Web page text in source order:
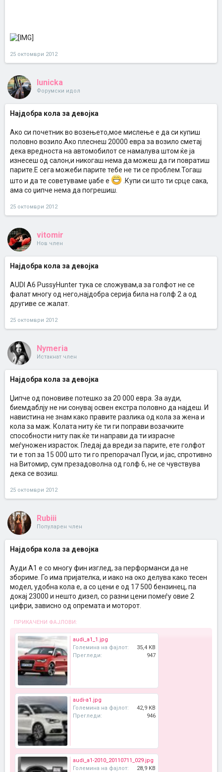
25 октомври 2012
lunicka
Форумски идол
Најдобра кола за девојка
Ако си почетник во возењето,мое мислење е да си купиш
половно возило.Ако плеснеш 20000 евра за возило сметај
дека вредноста на автомобилот се намалува штом ќе ја
изнесеш од салон,и никогаш нема да можеш да ги повратиш
парите.Е сега можеби парите тебе не ти се проблем.Тогаш
што и да те советуваме џабе е
.Купи си што ти срце сака,
ама со џипче нема да погрешиш.
25 октомври 2012
vitomir
Нов член
Најдобра кола за девојка
AUDI A6 PussyHunter тука се сложувам,а за голфот не се
фалат многу од него,најдобра серија била на голф 2 а од
другиве се жалат.
25 октомври 2012
Nymeria
Истакнат член
Најдобра кола за девојка
Џипче од поновиве потешко за 20 000 евра. За ауди,
биемдаблју не ни сонувај освен екстра половно да најдеш. И
навистина не знам како правите разлика од кола за жена и
кола за маж. Колата ниту ќе ти ги поправи возачките
способности ниту пак ќе ти направи да ти израсне
меѓуножен израсток. Гледај да вреди за парите, ете голфот
ти е топ за 15 000 што ти го препорачал Пуси, и јас, спротивно
на Витомир, сум презадоволна од голф 6, не се чувствува
дека се возиш.
25 октомври 2012
Rubiii
Популарен член
Најдобра кола за девојка
Ауди А1 е со многу фин изглед, за перформанси да не
збориме. Го има пријателка, и иако на око делува како тесен
модел, удобна кола е, а со цени е од 17 500 бензинец, па
докај 23000 и нешто дизел, со разни цени помеѓу овие 2
цифри, зависно од опремата и моторот.
ПРИКАЧЕНИ ФАЈЛОВИ:
audi_a1_1.jpg
Големина на фајлот:
35,4 KB
Прегледи:
947
audi-a1.jpg
Големина на фајлот:
42,9 KB
Прегледи:
946
audi_a1-2010_20110711_029.jpg
Големина на фајлот:
28,9 KB